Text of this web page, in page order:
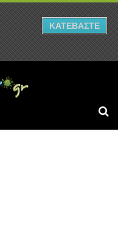
Ρεπορτάζ
ΚΑΤΕΒΑΣΤΕ